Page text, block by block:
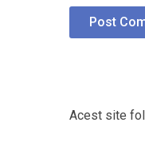
Acest site